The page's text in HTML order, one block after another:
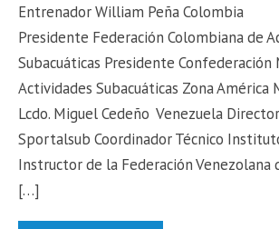
Entrenador William Peña Colombia
Presidente Federación Colombiana de
Subacuáticas Presidente Confederación
Actividades Subacuáticas Zona América
Lcdo. Miguel Cedeño Venezuela
Sportalsub Coordinador Técnico
Instructor de la Federación Venezolana
[…]